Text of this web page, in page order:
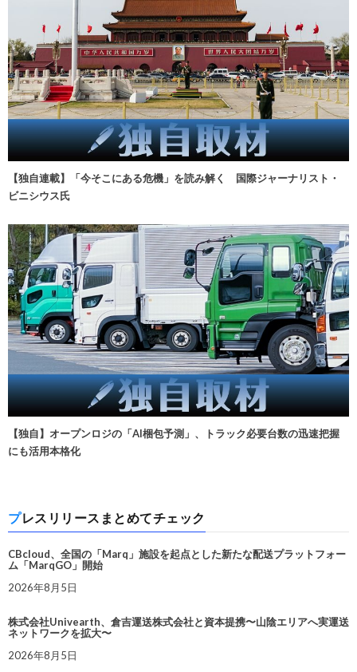
【独自連載】「今そこにある危機」を読み解く 国際ジャーナリスト・
ビニシウス氏
【独自】オープンロジの「AI梱包予測」、トラック必要台数の迅速把握
にも活用本格化
プレスリリースまとめてチェック
CBcloud、全国の「Marq」施設を起点とした新たな配送プラットフォー
ム「MarqGO」開始
2026年8月5日
株式会社Univearth、倉吉運送株式会社と資本提携〜山陰エリアへ実運送
ネットワークを拡大〜
2026年8月5日